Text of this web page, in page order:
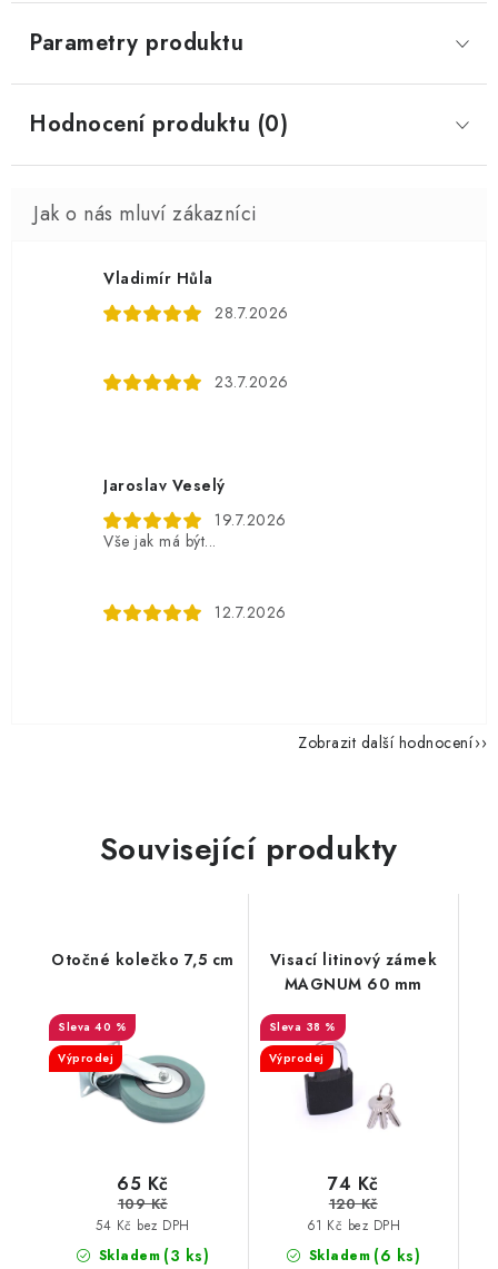
Parametry produktu
Hodnocení produktu (0)
Vladimír Hůla
28.7.2026
23.7.2026
Jaroslav Veselý
19.7.2026
Vše jak má být...
12.7.2026
Zobrazit další hodnocení
Související produkty
Otočné kolečko 7,5 cm
40 %
Výprodej
Skladem (3 ks)
54 Kč bez DPH
65 Kč
109 Kč
Visací litinový zámek
MAGNUM 60 mm
38 %
Výprodej
Skladem (6 ks)
61 Kč bez DPH
74 Kč
120 Kč